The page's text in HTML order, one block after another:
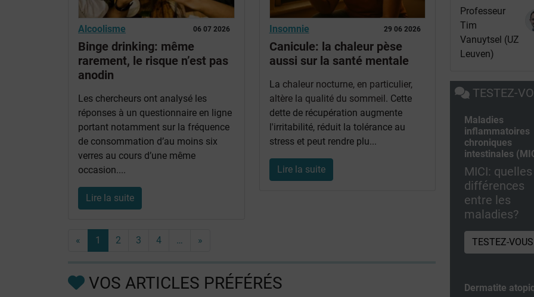
06 07 2026
Alcoolisme
Binge drinking: même
rarement, le risque n’est pas
anodin
Les chercheurs ont analysé les
réponses à un questionnaire en ligne
portant notamment sur la fréquence
de consommation d’au moins six
verres au cours d’une même
occasion....
Lire la suite
29 06 2026
Insomnie
Canicule: la chaleur pèse
aussi sur la santé mentale
La chaleur nocturne, en particulier,
altère la qualité du sommeil. Cette
dette de récupération augmente
l'irritabilité, réduit la tolérance au
stress et peut rendre plu...
Lire la suite
« 1 2 3 4 … »
VOS ARTICLES PRÉFÉRÉS
Professeur
Tim
Vanuytsel (UZ
Leuven)
TESTEZ-
Maladies
inflammatoires
chroniques
intestinales
MICI: quelles
différences
entre les
maladies?
TESTEZ-VOUS
Dermatite